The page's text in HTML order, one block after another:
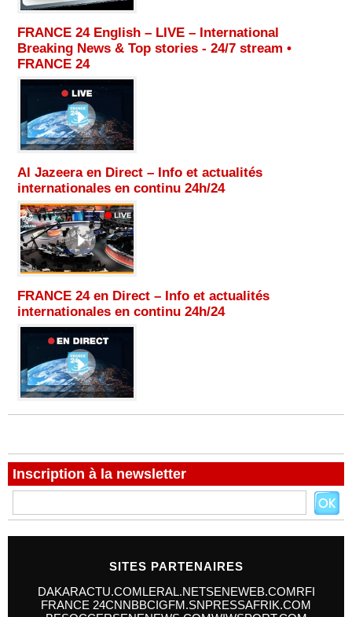
FRANCE 24 English – LIVE – International
Breaking News & Top stories - 24/7 stream •
FRANCE 24
Al Jazeera en Direct – Info et actualités
internationales en continu 24h/24
FRANCE 24 en Direct – Info et actualités
internationales en continu 24h/24
Inscription à la newsletter
SITES PARTENAIRES
DAKARACTU.COMLERAL.NETSENEWEB.COMRFI
FRANCE 24CNNBBCIGFM.SNPRESSAFRIK.COM